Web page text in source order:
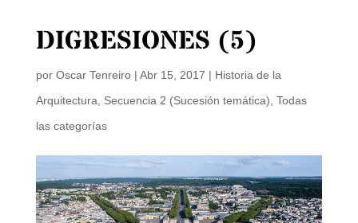
DIGRESIONES (5)
por Oscar Tenreiro| Abr 15, 2017 | Historia de la
Arquitectura
Secuencia 2 (Sucesión temática) Todas
las categorías